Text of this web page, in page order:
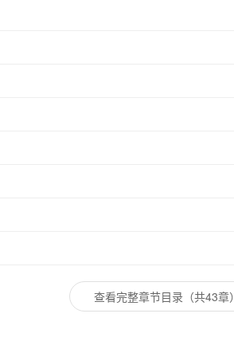
查看完整章节目录（共43章）